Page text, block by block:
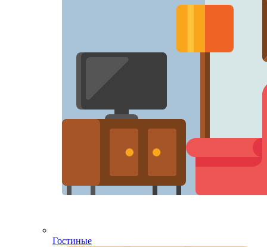
Гостиные